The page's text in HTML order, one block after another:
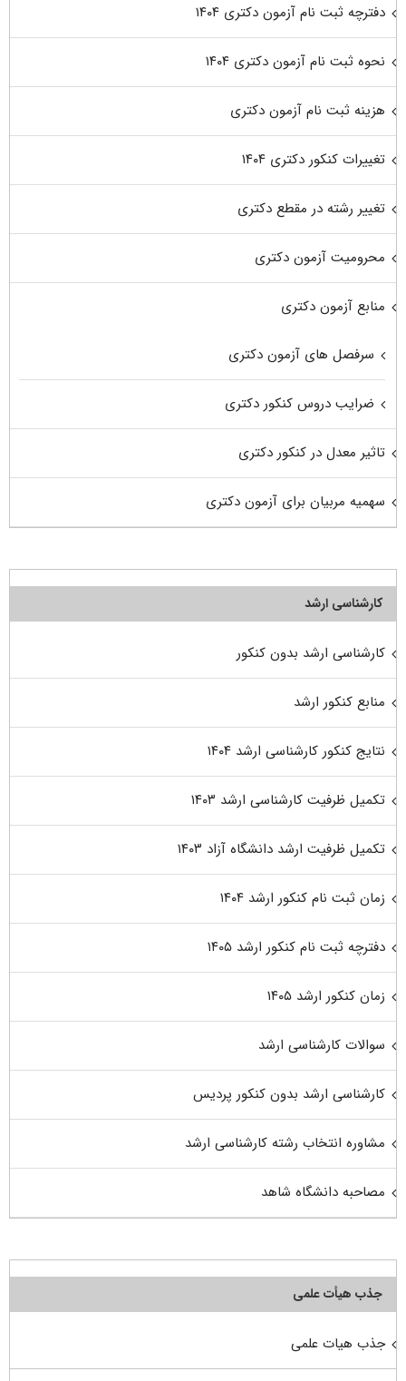
دفترچه ثبت نام آزمون دکتری ۱۴۰۴
نحوه ثبت نام آزمون دکتری ۱۴۰۴
هزینه ثبت نام آزمون دکتری
تغییرات کنکور دکتری ۱۴۰۴
تغییر رشته در مقطع دکتری
محرومیت آزمون دکتری
منابع آزمون دکتری
سرفصل های آزمون دکتری
ضرایب دروس کنکور دکتری
تاثیر معدل در کنکور دکتری
سهمیه مربیان برای آزمون دکتری
کارشناسی ارشد
کارشناسی ارشد بدون کنکور
منابع کنکور ارشد
نتایج کنکور کارشناسی ارشد ۱۴۰۴
تکمیل ظرفیت کارشناسی ارشد ۱۴۰۳
تکمیل ظرفیت ارشد دانشگاه آزاد ۱۴۰۳
زمان ثبت نام کنکور ارشد ۱۴۰۴
دفترچه ثبت نام کنکور ارشد ۱۴۰۵
زمان کنکور ارشد ۱۴۰۵
سوالات کارشناسی ارشد
کارشناسی ارشد بدون کنکور پردیس
مشاوره انتخاب رشته کارشناسی ارشد
مصاحبه دانشگاه شاهد
جذب هیأت علمی
جذب هیات علمی